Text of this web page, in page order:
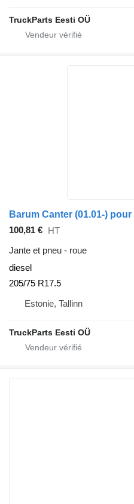
TruckParts Eesti OÜ
Barum Canter (01.01-)
100,81 € HT
Jante et pneu - roue
diesel
205/75 R17.5
Estonie, Tallinn
TruckParts Eesti OÜ